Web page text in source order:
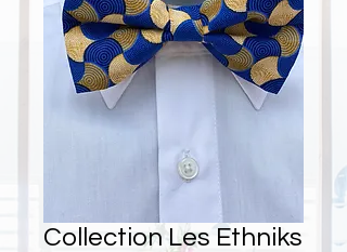
Collection Les Ethniks